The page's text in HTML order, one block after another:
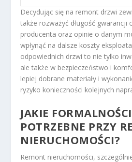
Decydując się na remont drzwi
także rozważyć długość gwarancji
producenta oraz opinie o danym
wpłynąć na dalsze koszty
odpowiednich drzwi to nie tylko
ale także w bezpieczeństwo i
lepiej dobrane materiały i
ryzyko konieczności kolejnych
JAKIE
POTRZEBNE PRZY
NIERUCHOMOŚCI?
Remont nieruchomości,